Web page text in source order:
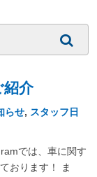
介
らせ, スタッフ日
では、車に関す
おります！ ま